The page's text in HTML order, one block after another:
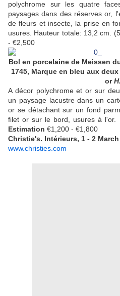
polychrome sur les quatre
paysages dans des réserves or,
de fleurs et insecte, la prise en
usures. Hauteur totale: 13,2 cm.
- €2,500
Bol en porcelaine de Meissen
1745, Marque en bleu aux
orH.
A décor polychrome et or sur
un paysage lacustre dans un
or se détachant sur un fond
filet or sur le bord, usures à
Estimation €1,200 - €1,800
Christie's. Intérieurs, 1 - 2 March
www.christies.com